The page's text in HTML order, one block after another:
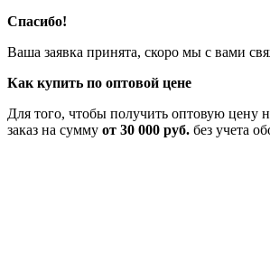
Спасибо!
Ваша заявка принята, скоро мы с вами
Как купить по оптовой цене
Для того, чтобы получить оптовую цену
заказ на сумму от 30 000 руб. без учета